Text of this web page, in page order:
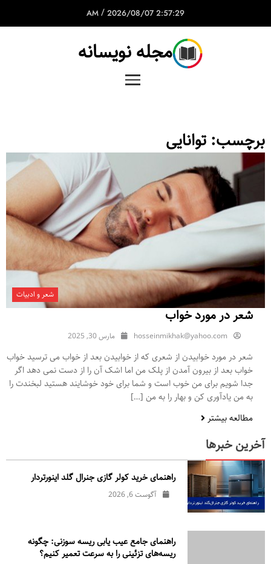
2:57:29 AM
/ 2026/08/07
مجله نویسانه
برچسب:توانایی
شعر و ادبیات
شعر در مورد خواب
hosseinmikhak@yahoo.com مارس 30, 2025
شعر در مورد خوابیدن از شعری که از خوابیدن بعد از خواب می ترسید خواب
خواب بعد از بیرون آمدن از پلک من اما اشک آن را از دست نمی دهد اگر
جدا شویم برای من خوب است و شما برای خود خوشایند هستید لبخندت را
به من یادآوری کن و بهار را به من […]
مطالعه بیشتر
آخرین خبرها
راهنمای خرید کولر گازی جنرال‌ گلد اینورتر‌دار
آگوست 6, 2026
راهنمای جامع عیب یابی ریسه سوزنی: چگونه
ریسه‌های تزئینی را به سرعت تعمیر کنیم؟